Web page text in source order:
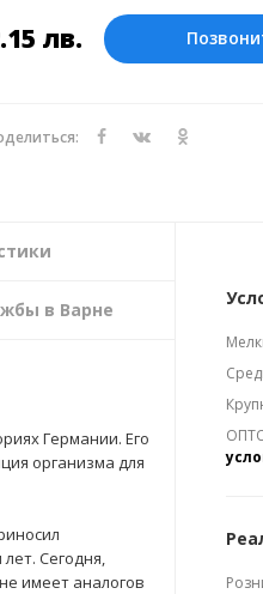
лв.
в Варне
Германии. Его
организма для
Сегодня,
имеет аналогов